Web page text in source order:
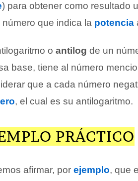
) para obtener como resultado
número que indica la potencia
o antilog de un
base, tiene al número
que a cada número
, el cual es su antilogaritmo.
PRÁCTICO
afirmar, por ejemplo, que el